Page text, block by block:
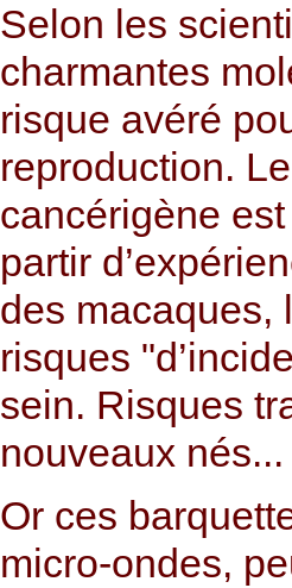
Selon les
charmantes
risque avéré
reproduction.
cancérigène
partir
des macaques,
risques
sein. Risques
nouveaux nés...
Or ces
micro-ondes,